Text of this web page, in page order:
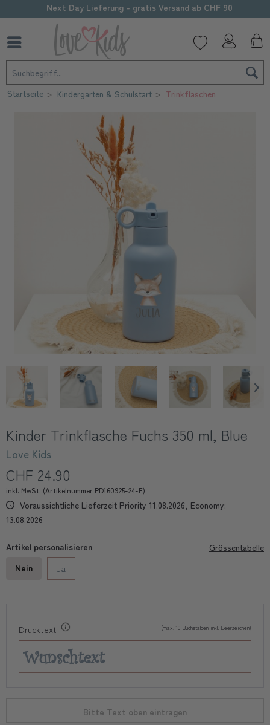
Next Day Lieferung - gratis Versand ab CHF 90
Startseite Kindergarten & Schulstart Trinkflaschen
Kinder Trinkflasche Fuchs 350 ml, Blue
Love Kids
CHF 24.90
inkl. MwSt. (Artikelnummer PD160925-24-E)
Voraussichtliche Lieferzeit Priority 11.08.2026, Economy:
13.08.2026
Grössentabelle
Artikel personalisieren
Nein
Ja
Drucktext (max. 10 Buchstaben inkl. Leerzeichen)
Bitte Text oben eintragen